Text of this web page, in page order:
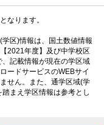
なります。
区)情報は、国土数値情報
2021年度】及び中学校区
記載情報が現在の学区域
ードサービスのWEBサイ
せん。また、通学区域(学
まえ学区情報は参考とし